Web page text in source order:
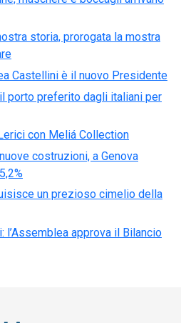
storia, prorogata la mostra
Castellini è il nuovo Presidente
porto preferito dagli italiani per
con Meliá Collection
costruzioni, a Genova
un prezioso cimelio della
l’Assemblea approva il Bilancio